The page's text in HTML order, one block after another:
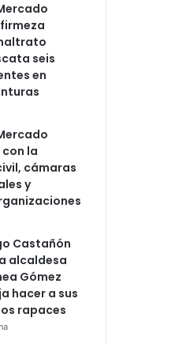
seis
en
la
cámaras
y
Castañón
alcaldesa
Gómez
hacer a sus
rapaces